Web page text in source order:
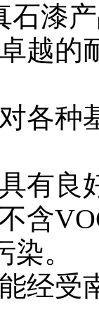
石漆
越的
各种
有良
含
。
经受